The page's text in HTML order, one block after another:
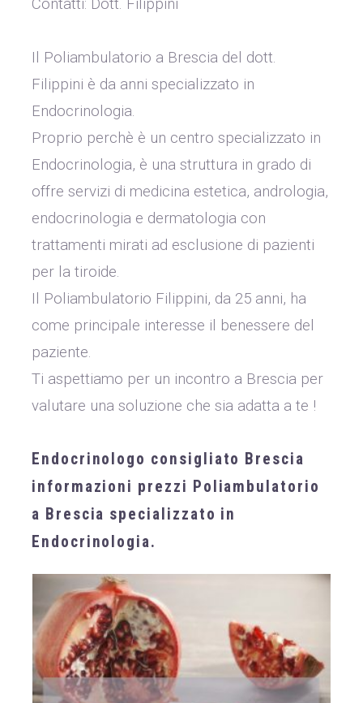
WHATSAPP
Contatti: Dott. Filippini
Il Poliambulatorio a Brescia del dott.
Filippini è da anni specializzato in
Endocrinologia.
Proprio perchè è un centro specializzato in
Endocrinologia, è una struttura in grado di
offre servizi di medicina estetica, andrologia,
endocrinologia e dermatologia con
trattamenti mirati ad esclusione di pazienti
per la tiroide.
Il Poliambulatorio Filippini, da 25 anni, ha
come principale interesse il benessere del
paziente.
Ti aspettiamo per un incontro a Brescia per
valutare una soluzione che sia adatta a te !
Endocrinologo consigliato Brescia
informazioni prezzi Poliambulatorio
a Brescia specializzato in
Endocrinologia.